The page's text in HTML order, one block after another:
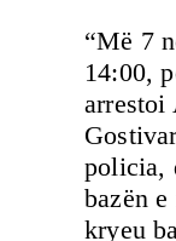
“Më 7
14:00,
arrestoi
policia,
bazën
kryeu